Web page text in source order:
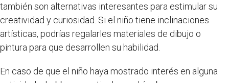
también son alternativas interesantes para estimular su
creatividad y curiosidad. Si el niño tiene inclinaciones
artísticas, podrías regalarles materiales de dibujo o
pintura para que desarrollen su habilidad.
En caso de que el niño haya mostrado interés en alguna